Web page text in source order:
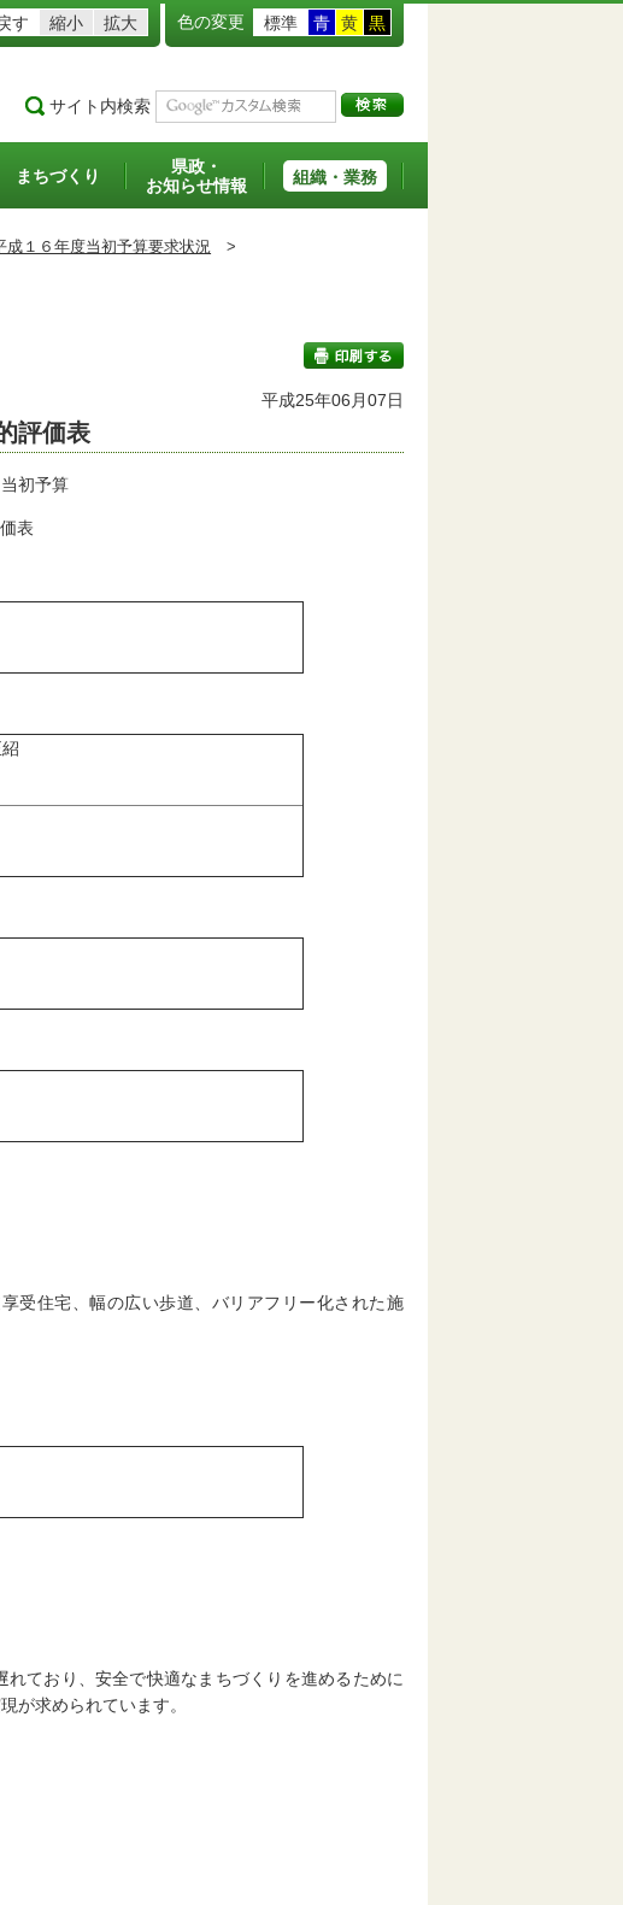
す 縮小 拡大 色の変更 標準 青 黄 黒
サイト内検索
まちづくり
県政・
お知らせ情報
組織・業務
成１６年度当初予算要求状況 >
印刷する
平成25年06月07日
評価表
初予算
表
受住宅、幅の広い歩道、バリアフリー化された施
ており、安全で快適なまちづくりを進めるために
が求められています。